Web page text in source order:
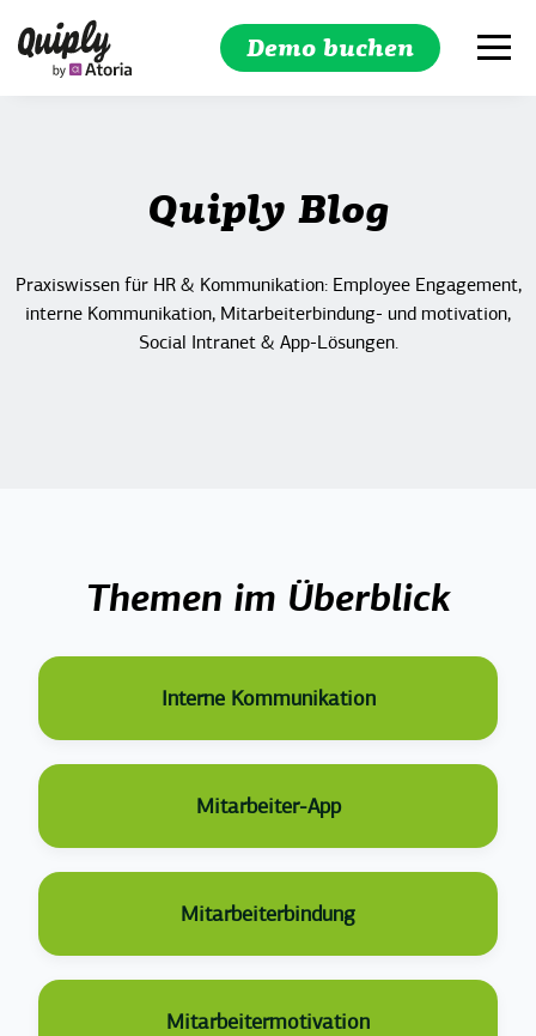
Demo buchen
Quiply Blog
Praxiswissen für HR & Kommunikation: Employee Engagement,
interne Kommunikation, Mitarbeiterbindung- und motivation,
Social Intranet & App-Lösungen.
Themen im Überblick
Interne Kommunikation
Mitarbeiter-App
Mitarbeiterbindung
Mitarbeitermotivation